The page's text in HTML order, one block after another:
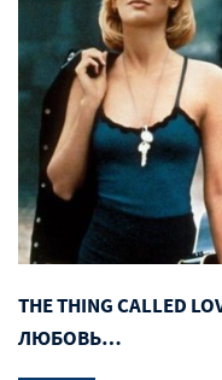
THE THING CALLED
ЛЮБОВЬ…